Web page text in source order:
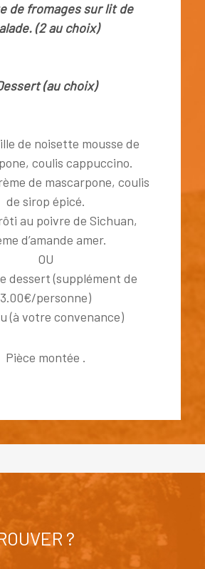
de fromages sur lit de
(2 au choix)
(au choix)
de noisette mousse de
coulis cappuccino.
de mascarpone, coulis
de sirop épicé.
au poivre de Sichuan,
d’amande amer.
OU
dessert (supplément de
3.00€/personne)
(à votre convenance)
Pièce montée .
?